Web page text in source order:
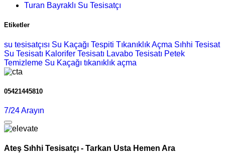
Turan Bayraklı Su Tesisatçı
Etiketler
su tesisatçısı Su Kaçağı Tespiti Tıkanıklık Açma Sıhhi Tesisat
Su Tesisatı Kalorifer Tesisatı Lavabo Tesisatı Petek
Temizleme Su Kaçağı tıkanıklık açma
05421445810
7/24 Arayın
Ateş Sıhhi Tesisatçı - Tarkan Usta Hemen Ara